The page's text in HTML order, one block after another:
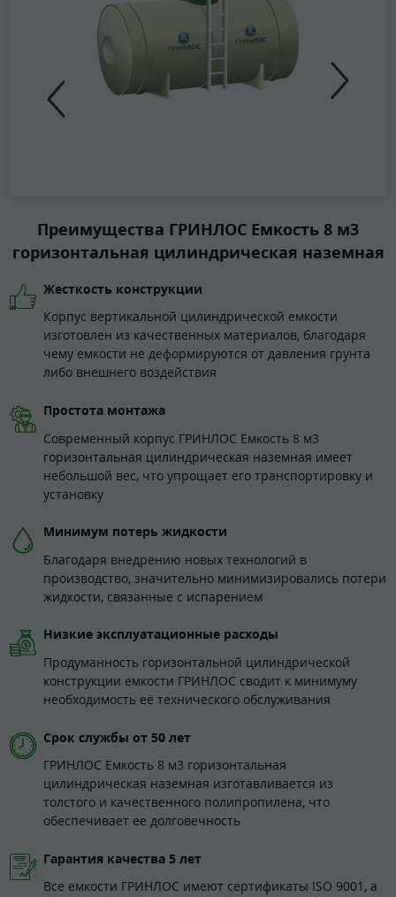
Преимущества ГРИНЛОС Емкость 8 м3
горизонтальная цилиндрическая наземная
Жесткость конструкции
Корпус вертикальной цилиндрической емкости
изготовлен из качественных материалов, благодаря
чему емкости не деформируются от давления грунта
либо внешнего воздействия
Простота монтажа
Современный корпус ГРИНЛОС Емкость 8 м3
горизонтальная цилиндрическая наземная имеет
небольшой вес, что упрощает его транспортировку и
установку
Минимум потерь жидкости
Благодаря внедрению новых технологий в
производство, значительно минимизировались потери
жидкости, связанные с испарением
Низкие эксплуатационные расходы
Продуманность горизонтальной цилиндрической
конструкции емкости ГРИНЛОС сводит к минимуму
необходимость её технического обслуживания
Срок службы от 50 лет
ГРИНЛОС Емкость 8 м3 горизонтальная
цилиндрическая наземная изготавливается из
толстого и качественного полипропилена, что
обеспечивает ее долговечность
Гарантия качества 5 лет
Все емкости ГРИНЛОС имеют сертификаты ISO 9001, а